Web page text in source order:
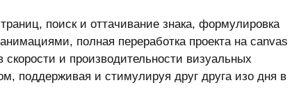
поиск и оттачивание знака, формулировка
полная переработка проекта на canvas
и производительности визуальных
поддерживая и стимулируя друг друга изо дня в